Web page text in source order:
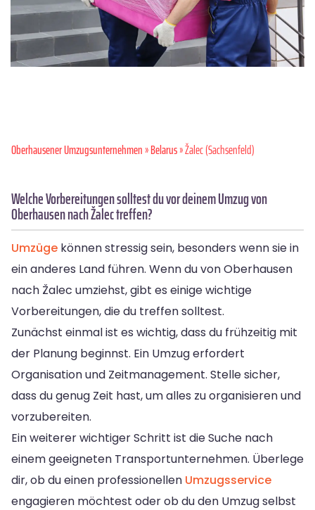
Oberhausener Umzugsunternehmen»Belarus» Žalec (Sachsenfeld)
Welche Vorbereitungen solltest du vor deinem Umzug von
Oberhausen nach Žalec treffen?
Umzüge können stressig sein, besonders wenn sie in
ein anderes Land führen. Wenn du von Oberhausen
nach Žalec umziehst, gibt es einige wichtige
Vorbereitungen, die du treffen solltest.
Zunächst einmal ist es wichtig, dass du frühzeitig mit
der Planung beginnst. Ein Umzug erfordert
Organisation und Zeitmanagement. Stelle sicher,
dass du genug Zeit hast, um alles zu organisieren und
vorzubereiten.
Ein weiterer wichtiger Schritt ist die Suche nach
einem geeigneten Transportunternehmen. Überlege
dir, ob du einen professionellen Umzugsservice
engagieren möchtest oder ob du den Umzug selbst